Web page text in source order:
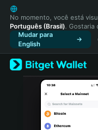
English
日本語
Tiếng Việt
Русский
Español (Latinoamérica)
Türkçe
Italiano
No momento, você está
Português (Brasil). Gostaria
Mudar para
English